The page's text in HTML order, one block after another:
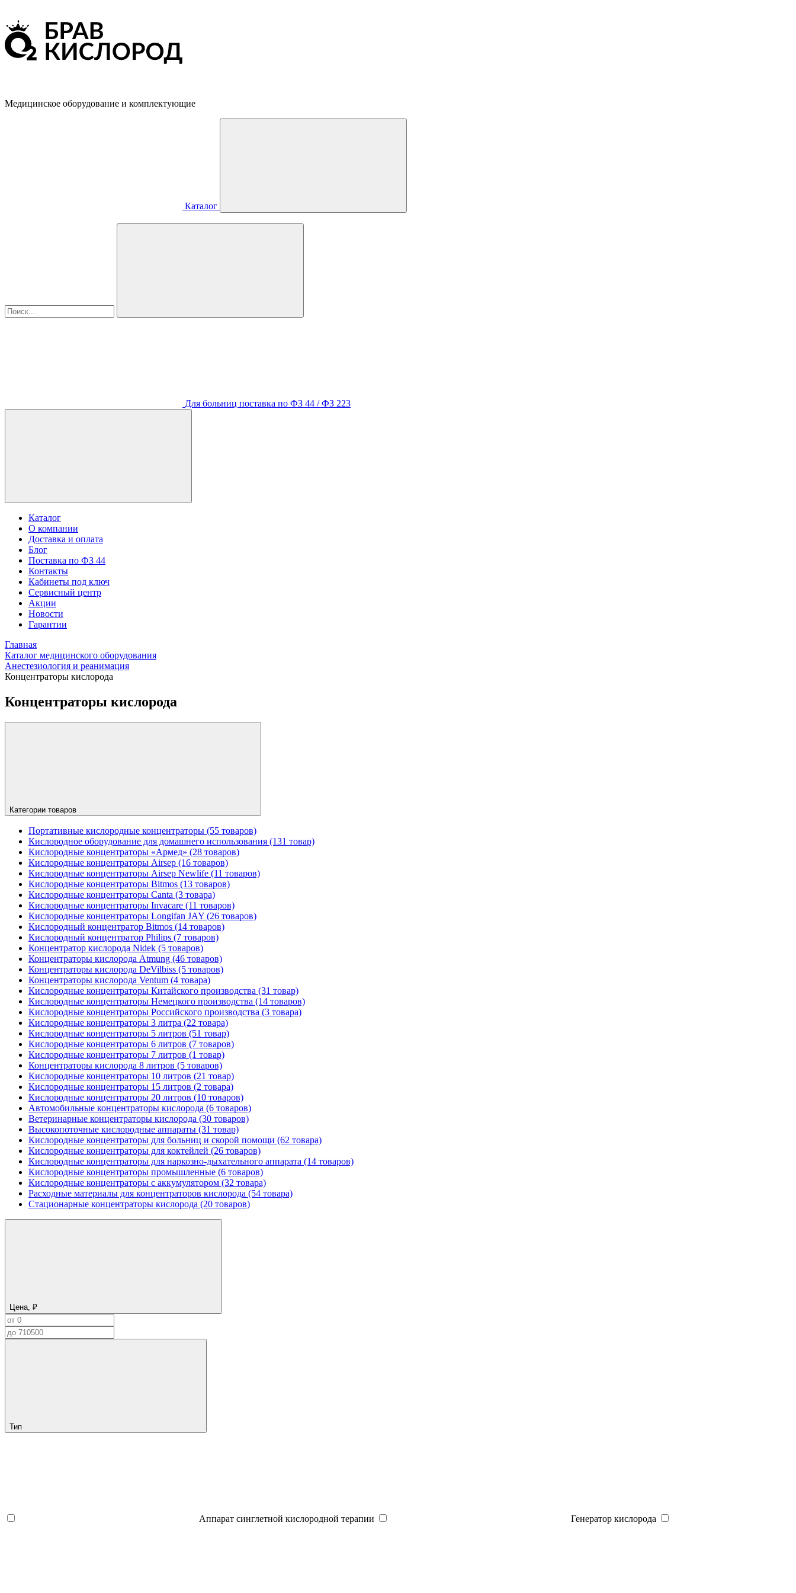
Медицинское оборудование и комплектующие
Каталог
Для больниц поставка по ФЗ 44 / ФЗ 223
Каталог
О компании
Доставка и оплата
Блог
Поставка по ФЗ 44
Контакты
Кабинеты под ключ
Сервисный центр
Акции
Новости
Гарантии
Главная
Каталог медицинского оборудования
Анестезиология и реанимация
Концентраторы кислорода
Концентраторы кислорода
Категории товаров
Портативные кислородные концентраторы (55 товаров)
Кислородное оборудование для домашнего использования (131 товар)
Кислородные концентраторы «Армед» (28 товаров)
Кислородные концентраторы Airsep (16 товаров)
Кислородные концентраторы Airsep Newlife (11 товаров)
Кислородные концентраторы Bitmos (13 товаров)
Кислородные концентраторы Canta (3 товара)
Кислородные концентраторы Invacare (11 товаров)
Кислородные концентраторы Longifan JAY (26 товаров)
Кислородный концентратор Bitmos (14 товаров)
Кислородный концентратор Philips (7 товаров)
Концентратор кислорода Nidek (5 товаров)
Концентраторы кислорода Atmung (46 товаров)
Концентраторы кислорода DeVilbiss (5 товаров)
Концентраторы кислорода Ventum (4 товара)
Кислородные концентраторы Китайского производства (31 товар)
Кислородные концентраторы Немецкого производства (14 товаров)
Кислородные концентраторы Российского производства (3 товара)
Кислородные концентраторы 3 литра (22 товара)
Кислородные концентраторы 5 литров (51 товар)
Кислородные концентраторы 6 литров (7 товаров)
Кислородные концентраторы 7 литров (1 товар)
Концентраторы кислорода 8 литров (5 товаров)
Кислородные концентраторы 10 литров (21 товар)
Кислородные концентраторы 15 литров (2 товара)
Кислородные концентраторы 20 литров (10 товаров)
Автомобильные концентраторы кислорода (6 товаров)
Ветеринарные концентраторы кислорода (30 товаров)
Высокопоточные кислородные аппараты (31 товар)
Кислородные концентраторы для больниц и скорой помощи (62 товара)
Кислородные концентраторы для коктейлей (26 товаров)
Кислородные концентраторы для наркозно-дыхательного аппарата (14 товаров)
Кислородные концентраторы промышленные (6 товаров)
Кислородные концентраторы с аккумулятором (32 товара)
Расходные материалы для концентраторов кислорода (54 товара)
Стационарные концентраторы кислорода (20 товаров)
Цена, ₽
Тип
Аппарат синглетной кислородной терапии Генератор кислорода